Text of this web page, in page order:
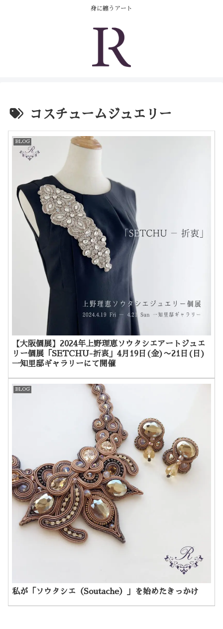
身に纏うアート
コスチュームジュエリー
BLOG
【大阪個展】2024年上野理恵ソウタシエアートジュエ
リー個展「SETCHU-折衷」4月19日(金)〜21日(日)
一知里邸ギャラリーにて開催
BLOG
私が「ソウタシエ（Soutache）」を始めたきっかけ